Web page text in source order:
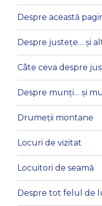
Despre această
Despre justețe… și
Câte ceva despre
Despre munți… și
Drumeții montane
Locuri de vizitat
Locuitori de seamă
Despre tot felul de